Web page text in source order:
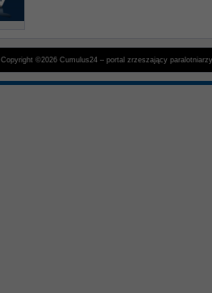
Copyright ©2026 Cumulus24 – portal zrzeszający